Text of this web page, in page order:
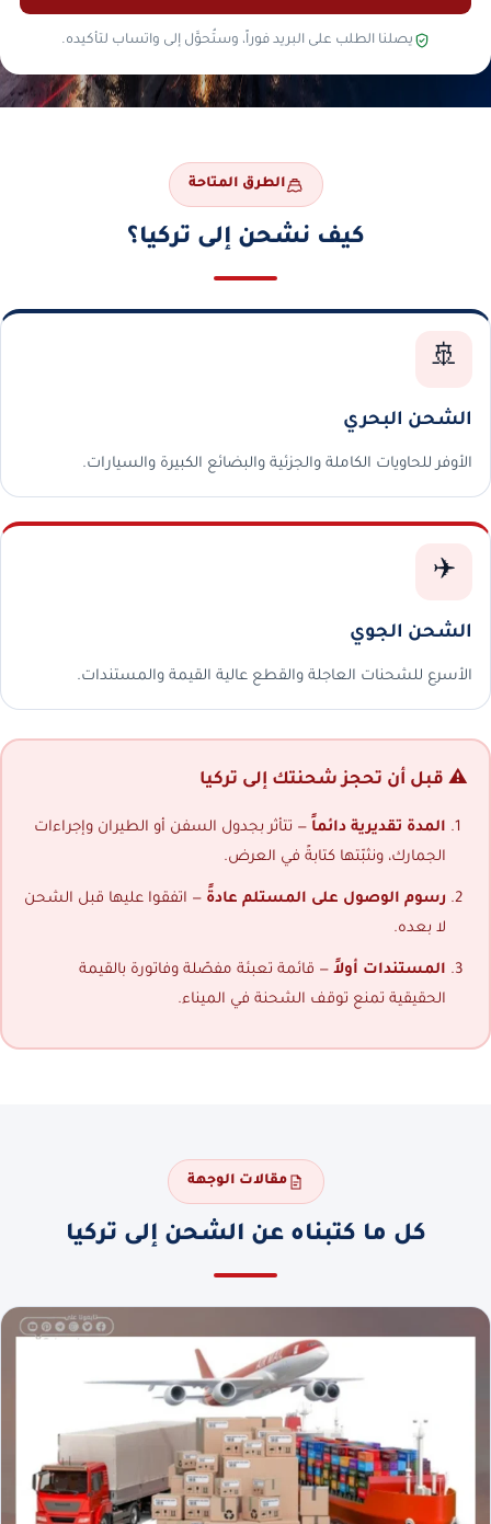
يصلنا الطلب على البريد فوراً، وستُحوَّل إلى واتساب لتأكيده.
الطرق المتاحة
كيف نشحن إلى تركيا؟
🚢
الشحن البحري
الأوفر للحاويات الكاملة والجزئية والبضائع الكبيرة والسيارات.
✈️
الشحن الجوي
الأسرع للشحنات العاجلة والقطع عالية القيمة والمستندات.
⚠️ قبل أن تحجز شحنتك إلى تركيا
المدة تقديرية دائماً — تتأثر بجدول السفن أو الطيران وإجراءات
الجمارك، ونثبّتها كتابةً في العرض.
رسوم الوصول على المستلم عادةً — اتفقوا عليها قبل الشحن
لا بعده.
المستندات أولاً — قائمة تعبئة مفصّلة وفاتورة بالقيمة
الحقيقية تمنع توقف الشحنة في الميناء.
مقالات الوجهة
كل ما كتبناه عن الشحن إلى تركيا